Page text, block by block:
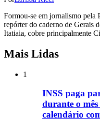
Formou-se em jornalismo pela
repórter do caderno de Gerais
Itatiaia, cobre principalmente
Mais Lidas
1
INSS paga
durante o
calendário